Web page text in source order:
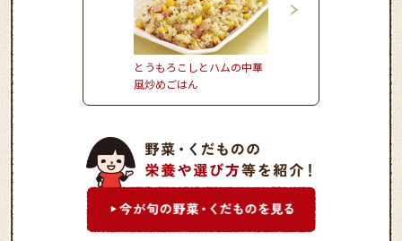
とうもろこしとハムの中華
風炒めごはん
かぼちゃのとろーりク